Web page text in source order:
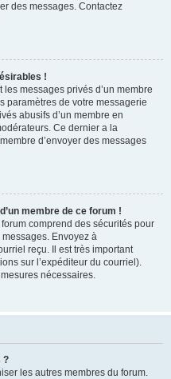
des messages. Contactez
!
messages privés d’un membre
paramètres de votre messagerie
abusifs d’un membre en
Ce dernier a la
d’envoyer des messages
membre de ce forum !
comprend des sécurités pour
Envoyez à
reçu. Il est très important
sur l’expéditeur du courriel).
nécessaires.
?
les autres membres du forum.